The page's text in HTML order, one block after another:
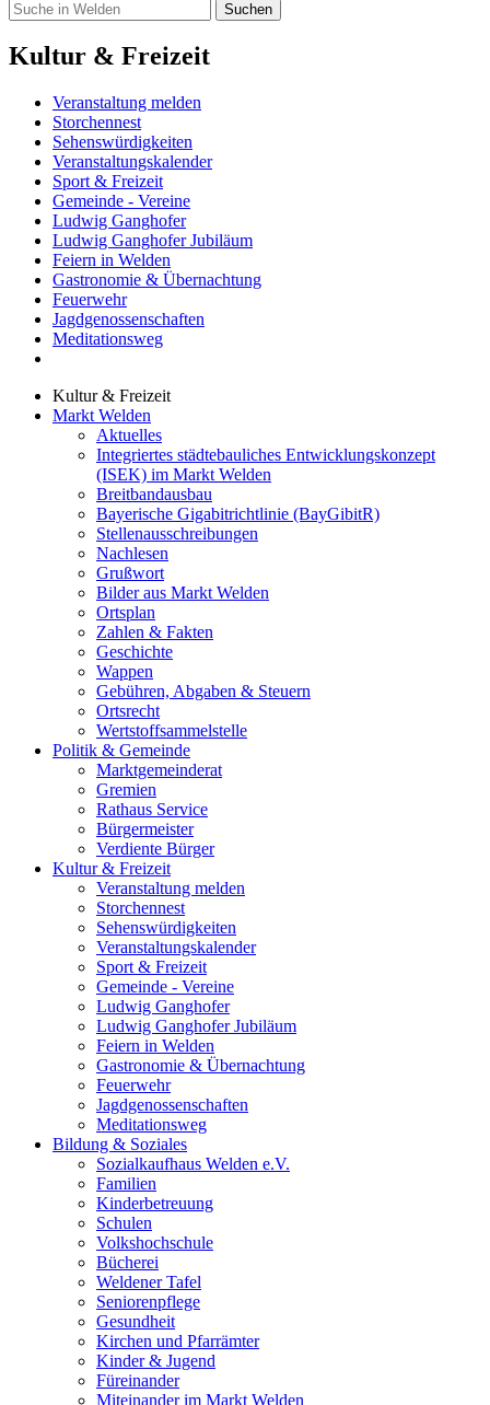
Kultur & Freizeit
Veranstaltung melden
Storchennest
Sehenswürdigkeiten
Veranstaltungskalender
Sport & Freizeit
Gemeinde - Vereine
Ludwig Ganghofer
Ludwig Ganghofer Jubiläum
Feiern in Welden
Gastronomie & Übernachtung
Feuerwehr
Jagdgenossenschaften
Meditationsweg
Kultur & Freizeit
Markt Welden
Aktuelles
Integriertes städtebauliches Entwicklungskonzept
(ISEK) im Markt Welden
Breitbandausbau
Bayerische Gigabitrichtlinie (BayGibitR)
Stellenausschreibungen
Nachlesen
Grußwort
Bilder aus Markt Welden
Ortsplan
Zahlen & Fakten
Geschichte
Wappen
Gebühren, Abgaben & Steuern
Ortsrecht
Wertstoffsammelstelle
Politik & Gemeinde
Marktgemeinderat
Gremien
Rathaus Service
Bürgermeister
Verdiente Bürger
Kultur & Freizeit
Veranstaltung melden
Storchennest
Sehenswürdigkeiten
Veranstaltungskalender
Sport & Freizeit
Gemeinde - Vereine
Ludwig Ganghofer
Ludwig Ganghofer Jubiläum
Feiern in Welden
Gastronomie & Übernachtung
Feuerwehr
Jagdgenossenschaften
Meditationsweg
Bildung & Soziales
Sozialkaufhaus Welden e.V.
Familien
Kinderbetreuung
Schulen
Volkshochschule
Bücherei
Weldener Tafel
Seniorenpflege
Gesundheit
Kirchen und Pfarrämter
Kinder & Jugend
Füreinander
Miteinander im Markt Welden